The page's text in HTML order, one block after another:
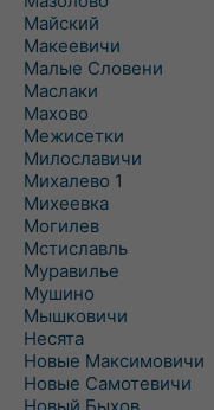
Майский
Макеевичи
Малые Словени
Маслаки
Махово
Межисетки
Милославичи
Михалево 1
Михеевка
Могилев
Мстиславль
Муравилье
Мушино
Мышковичи
Несята
Новые Максимовичи
Новые Самотевичи